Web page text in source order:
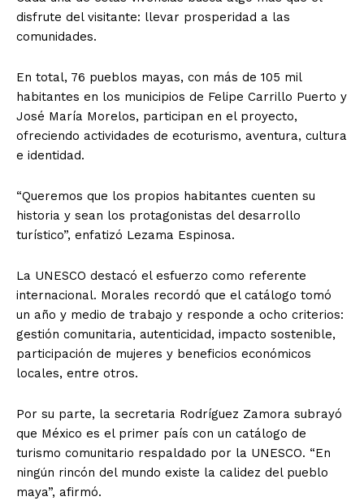
disfrute del visitante: llevar prosperidad a las
comunidades.
En total, 76 pueblos mayas, con más de 105 mil
habitantes en los municipios de Felipe Carrillo Puerto y
José María Morelos, participan en el proyecto,
ofreciendo actividades de ecoturismo, aventura, cultura
e identidad.
“Queremos que los propios habitantes cuenten su
historia y sean los protagonistas del desarrollo
turístico”, enfatizó Lezama Espinosa.
La UNESCO destacó el esfuerzo como referente
internacional. Morales recordó que el catálogo tomó
un año y medio de trabajo y responde a ocho criterios:
gestión comunitaria, autenticidad, impacto sostenible,
participación de mujeres y beneficios económicos
locales, entre otros.
Por su parte, la secretaria Rodríguez Zamora subrayó
que México es el primer país con un catálogo de
turismo comunitario respaldado por la UNESCO. “En
ningún rincón del mundo existe la calidez del pueblo
maya”, afirmó.